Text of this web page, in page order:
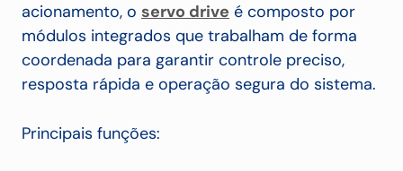
acionamento, o servo drive é composto por
módulos integrados que trabalham de forma
coordenada para garantir controle preciso,
resposta rápida e operação segura do sistema.
Principais funções: